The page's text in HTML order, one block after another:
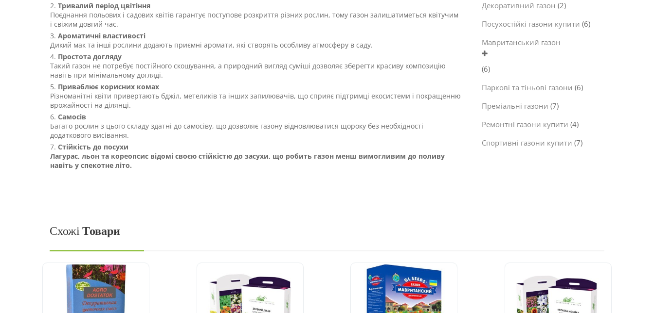
Тривалий період цвітіння
Поєднання польових і садових квітів гарантує поступове розкриття різних рослин, тому газон залишатиметься квітучим
і свіжим довгий час.
Ароматичні властивості
Дикий мак та інші рослини додають приємні аромати, які створять особливу атмосферу в саду.
Простота догляду
Такий газон не потребує постійного скошування, а природний вигляд суміші дозволяє зберегти красиву композицію
навіть при мінімальному догляді.
Приваблює корисних комах
Різноманітні квіти привертають бджіл, метеликів та інших запилювачів, що сприяє підтримці екосистеми і покращенню
врожайності на ділянці.
Самосів
Багато рослин з цього складу здатні до самосіву, що дозволяє газону відновлюватися щороку без необхідності
додаткового висівання.
Стійкість до посухи
Лагурас, льон та кореопсис відомі своєю стійкістю до засухи, що робить газон менш вимогливим до поливу
навіть у спекотне літо.
Декоративний газон (2)
Посухостійкі газони купити (6)
Мавританський газон
(6)
Паркові та тіньові газони (6)
Преміальні газони (7)
Ремонтні газони купити (4)
Спортивні газони купити (7)
Схожі Товари